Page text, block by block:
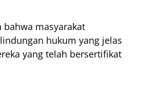
bahwa masyarakat
hukum yang jelas
yang telah bersertifikat